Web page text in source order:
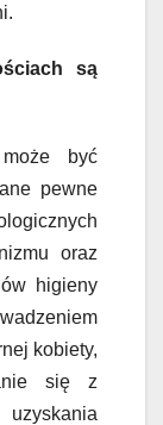
są
być
pewne
oraz
higieny
kobiety,
się z